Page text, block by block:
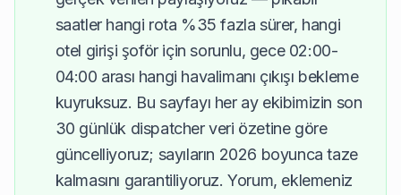
saatler hangi rota %35 fazla sürer, hangi
otel girişi şoför için sorunlu, gece 02:00-
04:00 arası hangi havalimanı çıkışı bekleme
kuyruksuz. Bu sayfayı her ay ekibimizin son
30 günlük dispatcher veri özetine göre
güncelliyoruz; sayıların 2026 boyunca taze
kalmasını garantiliyoruz. Yorum, eklemeniz